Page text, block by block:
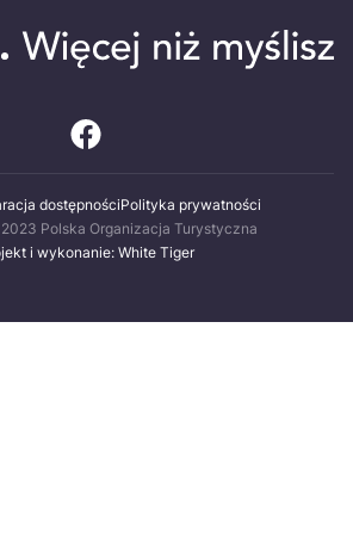
dostępnościPolityka prywatności
Polska Organizacja Turystyczna
i wykonanie: White Tiger